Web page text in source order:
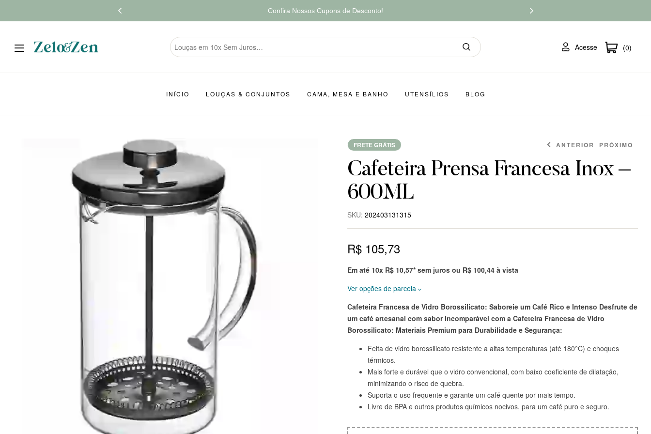
Confira Nossos Cupons de Desconto!
Acesse (0)
INÍCIO LOUÇAS & CONJUNTOS CAMA, MESA E BANHO UTENSÍLIOS BLOG
FRETE GRÁTIS ANTERIOR PRÓXIMO
Cafeteira Prensa Francesa Inox –
600ML
SKU: 202403131315
R$ 105,73
Em até 10x R$ 10,57* sem juros ou R$ 100,44 à vista
Ver opções de parcela
Total
R$100,44
R$105,73
R$105,73
R$105,73
Cafeteira Francesa de Vidro Borossilicato: Saboreie um Café Rico e Intenso Desfrute de
um café artesanal com sabor incomparável com a Cafeteira Francesa de Vidro
Borossilicato: Materiais Premium para Durabilidade e Segurança:
Feita de vidro borossilicato resistente a altas temperaturas (até 180°C) e choques
térmicos.
Mais forte e durável que o vidro convencional, com baixo coeficiente de dilatação,
minimizando o risco de quebra.
Suporta o uso frequente e garante um café quente por mais tempo.
Livre de BPA e outros produtos químicos nocivos, para um café puro e seguro.